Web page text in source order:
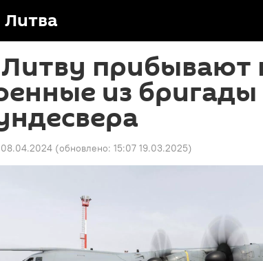
Литва
прибывают
из бригады
08.04.2024 (обновлено: 15:07 19.03.2025)